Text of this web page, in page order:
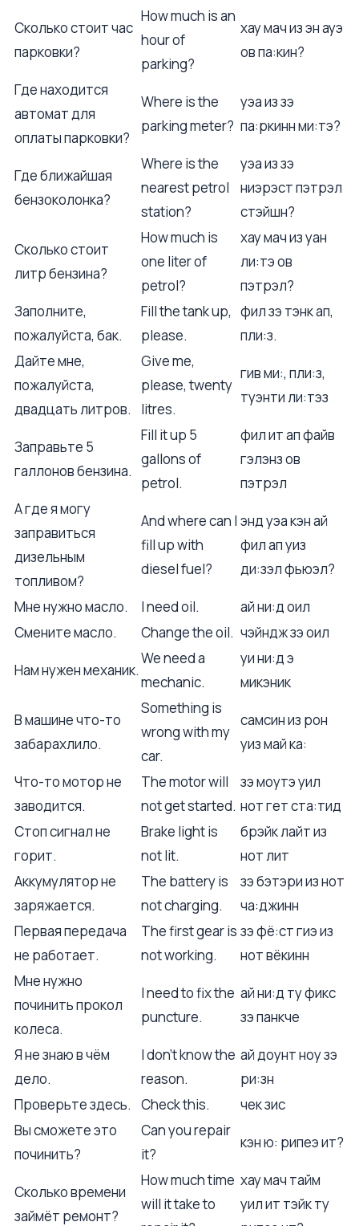
Сколько стоит час
парковки?
How much is an
hour of
parking?
хау мач из эн ауэ
ов па:кин?
Где находится
автомат для
оплаты парковки?
Where is the
parking meter?
уэа из зэ
па:ркинн ми:тэ?
Где ближайшая
бензоколонка?
Where is the
nearest petrol
station?
уэа из зэ
ниэрэст пэтрэл
стэйшн?
Сколько стоит
литр бензина?
How much is
one liter of
petrol?
хау мач из уан
ли:тэ ов
пэтрэл?
Заполните,
пожалуйста, бак.
Fill the tank up,
please.
фил зэ тэнк ап,
пли:з.
Дайте мне,
пожалуйста,
двадцать литров.
Give me,
please, twenty
litres.
гив ми:, пли:з,
туэнти ли:тэз
Заправьте 5
галлонов бензина.
Fill it up 5
gallons of
petrol.
фил ит ап файв
гэлэнз ов
пэтрэл
А где я могу
заправиться
дизельным
топливом?
And where can I
fill up with
diesel fuel?
энд уэа кэн ай
фил ап уиз
ди:зэл фьюэл?
Мне нужно масло. I need oil.
ай ни:д оил
Смените масло.
Change the oil. чэйндж зэ оил
Нам нужен механик.
We need a
mechanic.
уи ни:д э
микэник
В машине что-то
забарахлило.
Something is
wrong with my
car.
самсин из рон
уиз май ка:
Что-то мотор не
заводится.
The motor will
not get started.
зэ моутэ уил
нот гет ста:тид
Стоп сигнал не
горит.
Brake light is
not lit.
брэйк лайт из
нот лит
Аккумулятор не
заряжается.
The battery is
not charging.
зэ бэтэри из нот
ча:джинн
Первая передача
не работает.
The first gear is
not working.
зэ фё:ст гиэ из
нот вёкинн
Мне нужно
починить прокол
колеса.
I need to fix the
puncture.
ай ни:д ту фикс
зэ панкче
Я не знаю в чём
дело.
I don't know the
reason.
ай доунт ноу зэ
ри:зн
Проверьте здесь.
Check this.
чек зис
Вы сможете это
починить?
Can you repair
it?
кэн ю: рипеэ ит?
Сколько времени
займёт ремонт?
How much time
will it take to
хау мач тайм
уил ит тэйк ту